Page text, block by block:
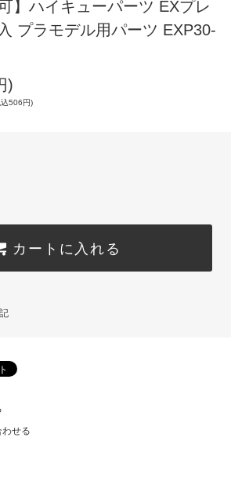
】ハイキューパーツ EXプレ
プラモデル用パーツ EXP30-
)
506円)
カートに入れる
わせる